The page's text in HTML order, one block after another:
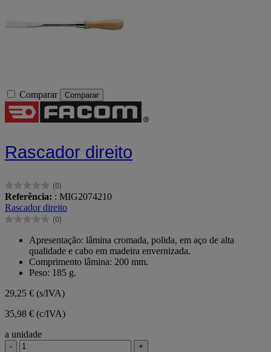
Comparar Comparar
Rascador direito
(0)
0.0
em
5
estrelas.
Referência: : MIG2074210
Rascador direito
(0)
0.0
estrelas.
Apresentação: lâmina cromada, polida, em aço de alta
qualidade e cabo em madeira envernizada.
Comprimento lâmina: 200 mm.
Peso: 185 g.
29,25 € (s/IVA)
35,98 € (c/IVA)
a unidade
- +